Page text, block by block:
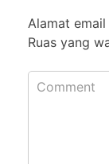
Alamat
Ruas yang